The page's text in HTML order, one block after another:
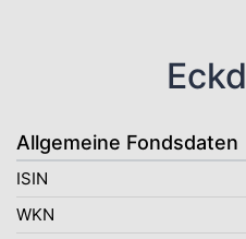
Allgemeine Fondsdaten
ISIN
WKN